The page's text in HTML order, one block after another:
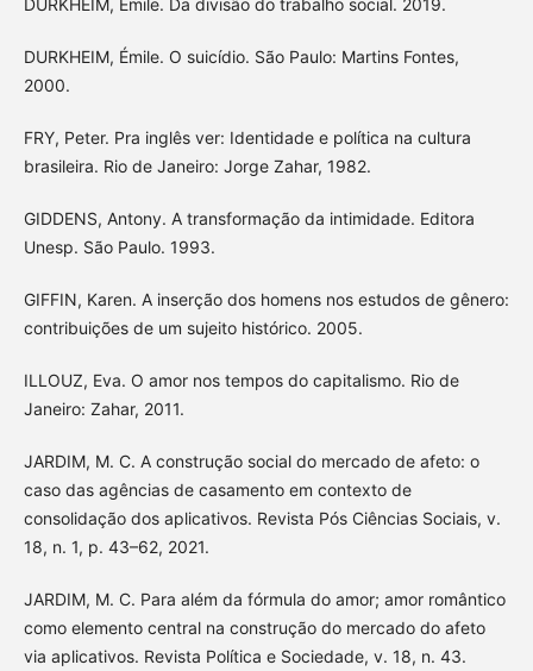
DURKHEIM, Émile. Da divisão do trabalho social. 2019.
DURKHEIM, Émile. O suicídio. São Paulo: Martins Fontes,
2000.
FRY, Peter. Pra inglês ver: Identidade e política na cultura
brasileira. Rio de Janeiro: Jorge Zahar, 1982.
GIDDENS, Antony. A transformação da intimidade. Editora
Unesp. São Paulo. 1993.
GIFFIN, Karen. A inserção dos homens nos estudos de gênero:
contribuições de um sujeito histórico. 2005.
ILLOUZ, Eva. O amor nos tempos do capitalismo. Rio de
Janeiro: Zahar, 2011.
JARDIM, M. C. A construção social do mercado de afeto: o
caso das agências de casamento em contexto de
consolidação dos aplicativos. Revista Pós Ciências Sociais, v.
18, n. 1, p. 43–62, 2021.
JARDIM, M. C. Para além da fórmula do amor; amor romântico
como elemento central na construção do mercado do afeto
via aplicativos. Revista Política e Sociedade, v. 18, n. 43.